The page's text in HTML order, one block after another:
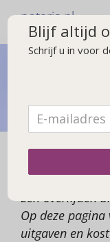
notaris.nl
Wat u moet
met de erfenis
Kosten
Een overlijden
Op deze
uitgaven en
Blijf altijd
Schrijf u in voor